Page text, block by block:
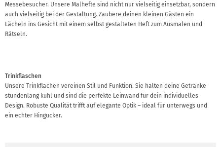
Messebesucher. Unsere Malhefte sind nicht nur vielseitig einsetzbar, sondern
auch vielseitig bei der Gestaltung. Zaubere deinen kleinen Gästen ein
Lächeln ins Gesicht mit einem selbst gestalteten Heft zum Ausmalen und
Rätseln.
Trinkflaschen
Unsere Trinkflachen vereinen Stil und Funktion. Sie halten deine Getränke
stundenlang kühl und sind die perfekte Leinwand für dein individuelles
Design. Robuste Qualität trifft auf elegante Optik – ideal für unterwegs und
ein echter Hingucker.